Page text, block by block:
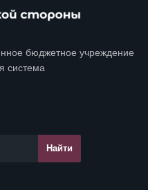
бюджетное учреждение
система